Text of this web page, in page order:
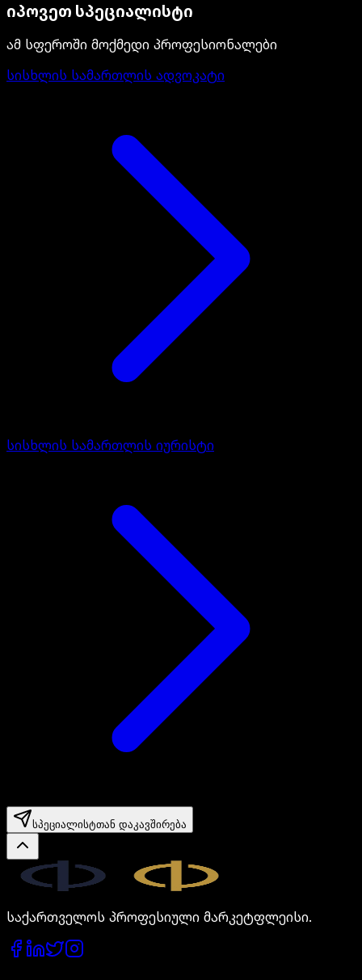
იპოვეთ სპეციალისტი
ამ სფეროში მოქმედი პროფესიონალები
სისხლის სამართლის ადვოკატი
სისხლის სამართლის იურისტი
სპეციალისტთან დაკავშირება
საქართველოს პროფესიული მარკეტფლეისი.